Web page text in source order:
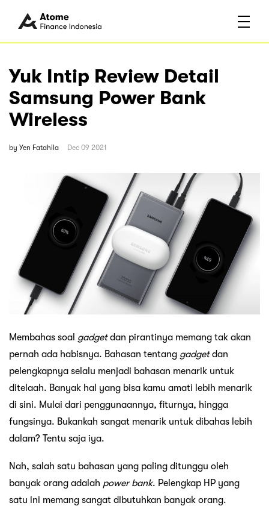
Yuk Intip Review Detail
Samsung Power Bank
Wireless
by Yen Fatahila Dec 09 2021
Membahas soal gadgetdan pirantinya memang tak akan
pernah ada habisnya. Bahasan tentang gadgetdan
pelengkapnya selalu menjadi bahasan menarik untuk
ditelaah. Banyak hal yang bisa kamu amati lebih menarik
di sini. Mulai dari penggunaannya, fiturnya, hingga
fungsinya. Bukankah sangat menarik untuk dibahas lebih
dalam? Tentu saja iya.
Nah, salah satu bahasan yang paling ditunggu oleh
banyak orang adalah power bank. Pelengkap HP yang
satu ini memang sangat dibutuhkan banyak orang.